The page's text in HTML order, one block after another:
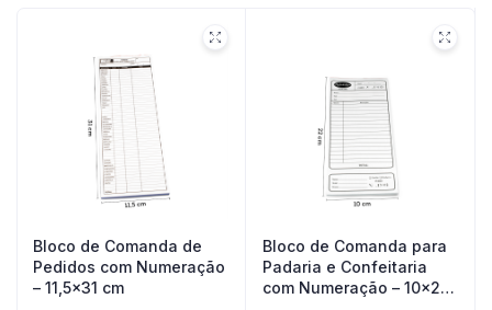
Bloco de Comanda de
Pedidos com Numeração
– 11,5×31 cm
Bloco de Comanda para
Padaria e Confeitaria
com Numeração – 10×22